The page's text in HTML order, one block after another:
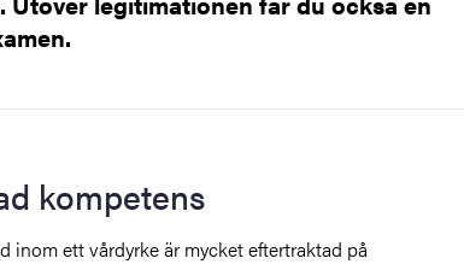
kompetens
inom ett vårdyrke är mycket eftertraktad på